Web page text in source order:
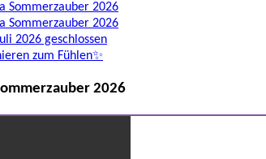
Sommerzauber 2026
Sommerzauber 2026
2026 geschlossen
zum Fühlen✨
2026